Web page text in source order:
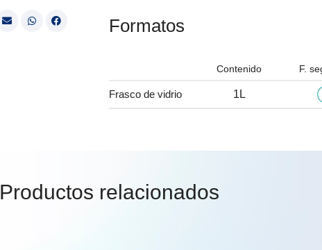
Formatos
Contenido F.
Frasco de vidrio 1L
Productos relacionados